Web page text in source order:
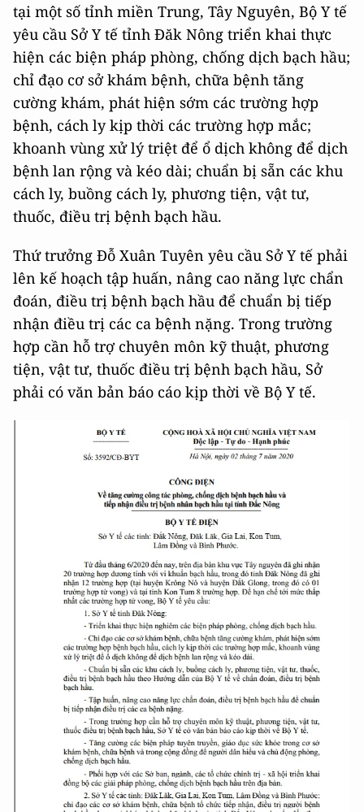
tại một số tỉnh miền Trung, Tây Nguyên, Bộ Y tế
yêu cầu Sở Y tế tỉnh Đăk Nông triển khai thực
hiện các biện pháp phòng, chống dịch bạch hầu;
chỉ đạo cơ sở khám bệnh, chữa bệnh tăng
cường khám, phát hiện sớm các trường hợp
bệnh, cách ly kịp thời các trường hợp mắc;
khoanh vùng xử lý triệt để ổ dịch không để dịch
bệnh lan rộng và kéo dài; chuẩn bị sẵn các khu
cách ly, buồng cách ly, phương tiện, vật tư,
thuốc, điều trị bệnh bạch hầu.
Thứ trưởng Đỗ Xuân Tuyên yêu cầu Sở Y tế phải
lên kế hoạch tập huấn, nâng cao năng lực chẩn
đoán, điều trị bệnh bạch hầu để chuẩn bị tiếp
nhận điều trị các ca bệnh nặng. Trong trường
hợp cần hỗ trợ chuyên môn kỹ thuật, phương
tiện, vật tư, thuốc điều trị bệnh bạch hầu, Sở
phải có văn bản báo cáo kịp thời về Bộ Y tế.